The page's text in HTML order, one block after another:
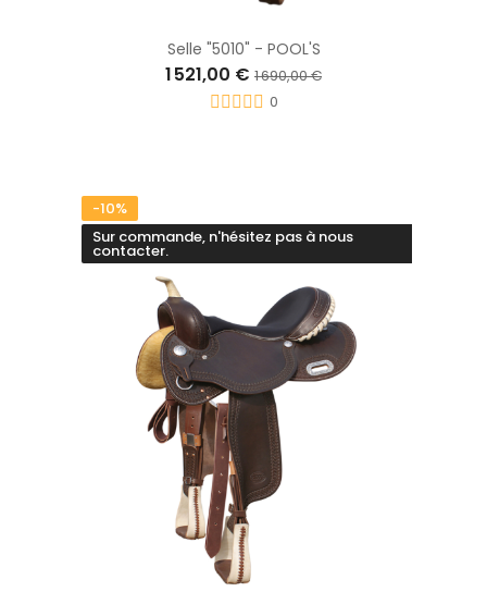
Selle "5010" - POOL'S
1 521,00 € 1 690,00 €
0
-10%
Sur commande, n'hésitez pas à nous
contacter.